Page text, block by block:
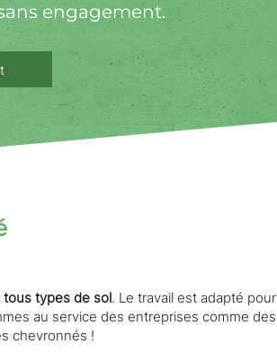
engagement.
types de sol. Le travail est adapté pour
au service des entreprises comme des
chevronnés !